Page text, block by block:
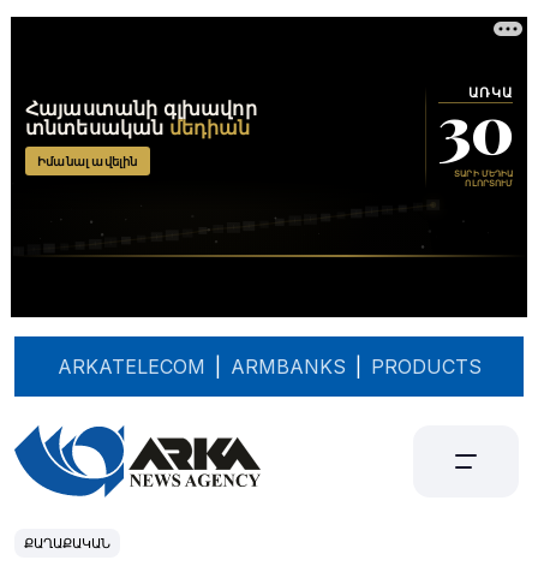
ARKATELECOM ARMBANKS PRODUCTS
ՔԱՂԱՔԱԿԱՆ